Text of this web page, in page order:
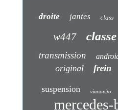
droite jantes class
w447 classe
transmission
original frein
suspension vianovito
mercedes-